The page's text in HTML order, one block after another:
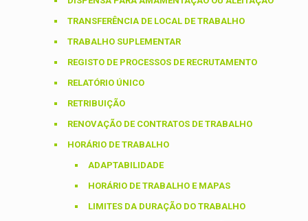
TRANSFERÊNCIA DE LOCAL DE TRABALHO
TRABALHO SUPLEMENTAR
REGISTO DE PROCESSOS DE RECRUTAMENTO
RELATÓRIO ÚNICO
RETRIBUIÇÃO
RENOVAÇÃO DE CONTRATOS DE TRABALHO
HORÁRIO DE TRABALHO
ADAPTABILIDADE
HORÁRIO DE TRABALHO E MAPAS
LIMITES DA DURAÇÃO DO TRABALHO